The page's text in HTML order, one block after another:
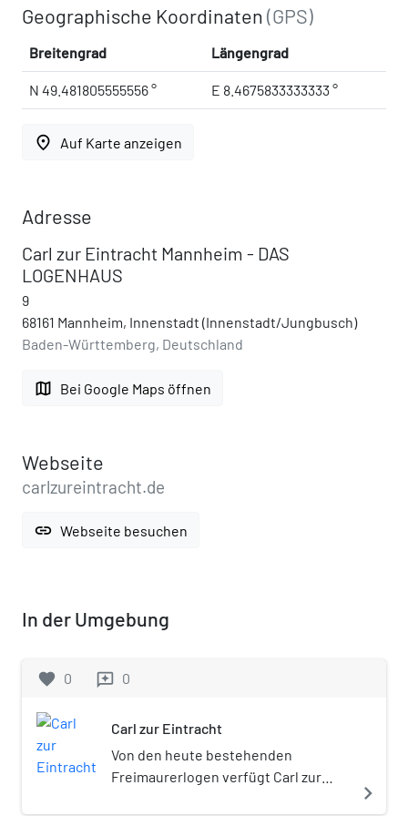
Geographische Koordinaten(GPS)
Breitengrad Längengrad
N 49.481805555556 ° E 8.4675833333333 °
place Auf Karte anzeigen
Adresse
Carl zur Eintracht Mannheim - DAS
LOGENHAUS
9
68161 Mannheim, Innenstadt (Innenstadt/Jungbusch)
Baden-Württemberg, Deutschland
map Bei Google Maps öffnen
Webseite
carlzureintracht.de
link Webseite besuchen
In der Umgebung
favorite 0 reviews 0
Carl zur Eintracht
Von den heute bestehenden
Freimaurerlogen verfügt Carl zur
navigate_next